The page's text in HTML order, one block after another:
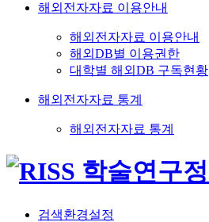
해외전자자료 이용안내
해외전자자료 이용안내
해외DB별 이용권한
대학별 해외DB 구독현황
해외전자자료 통계
해외전자자료 통계
검색환경설정